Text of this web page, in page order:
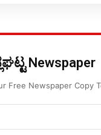
Newspaper
Free Newspaper Copy